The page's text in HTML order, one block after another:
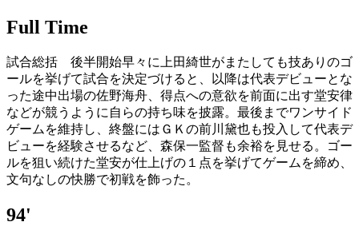
Full Time
試合総括 後半開始早々に上田綺世がまたしても技ありのゴ
ールを挙げて試合を決定づけると、以降は代表デビューとな
った途中出場の佐野海舟、得点への意欲を前面に出す堂安律
などが競うように自らの持ち味を披露。最後までワンサイド
ゲームを維持し、終盤にはＧＫの前川黛也も投入して代表デ
ビューを経験させるなど、森保一監督も余裕を見せる。ゴー
ルを狙い続けた堂安が仕上げの１点を挙げてゲームを締め、
文句なしの快勝で初戦を飾った。
94'